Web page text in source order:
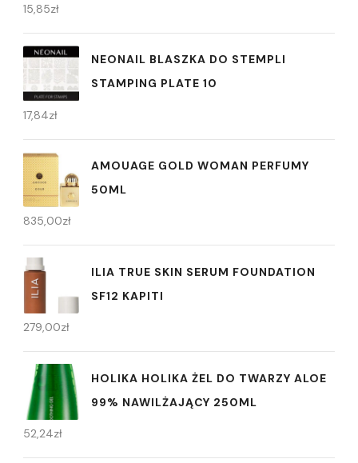
15,85zł
NEONAIL BLASZKA DO STEMPLI
STAMPING PLATE 10
17,84zł
AMOUAGE GOLD WOMAN PERFUMY
50ML
835,00zł
ILIA TRUE SKIN SERUM FOUNDATION
SF12 KAPITI
279,00zł
HOLIKA HOLIKA ŻEL DO TWARZY ALOE
99% NAWILŻAJĄCY 250ML
52,24zł